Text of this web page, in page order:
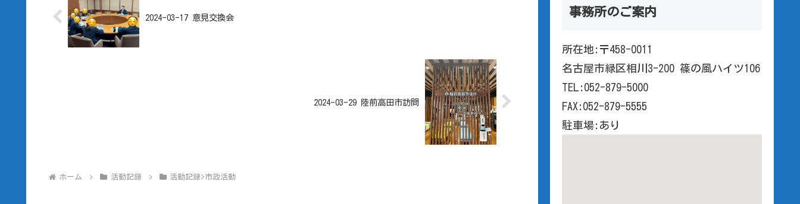
2024-03-17 意見交換会
2024-03-29 陸前高田市訪問
ホーム 活動記録 活動記録>市政活動
事務所のご案内
所在地:〒458-0011
名古屋市緑区相川3-200 篠の風ハイツ106
TEL:052-879-5000
FAX:052-879-5555
駐車場:あり